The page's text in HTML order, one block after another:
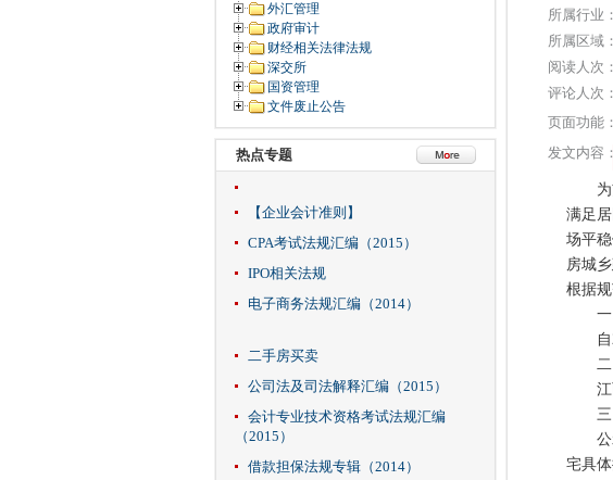
外汇管理
政府审计
财经相关法律法规
深交所
国资管理
文件废止公告
热点专题
【企业会计准则】
CPA考试法规汇编（2015）
IPO相关法规
电子商务法规汇编（2014）
二手房买卖
公司法及司法解释汇编（2015）
会计专业技术资格考试法规汇编
（2015）
借款担保法规专辑（2014）
所属行业：
所属区域：
阅读人次：
评论人次：
页面功能：
发文内容：
为贯
满足
场平
房城
根据
一
自
二
江西
三
公示
宅具